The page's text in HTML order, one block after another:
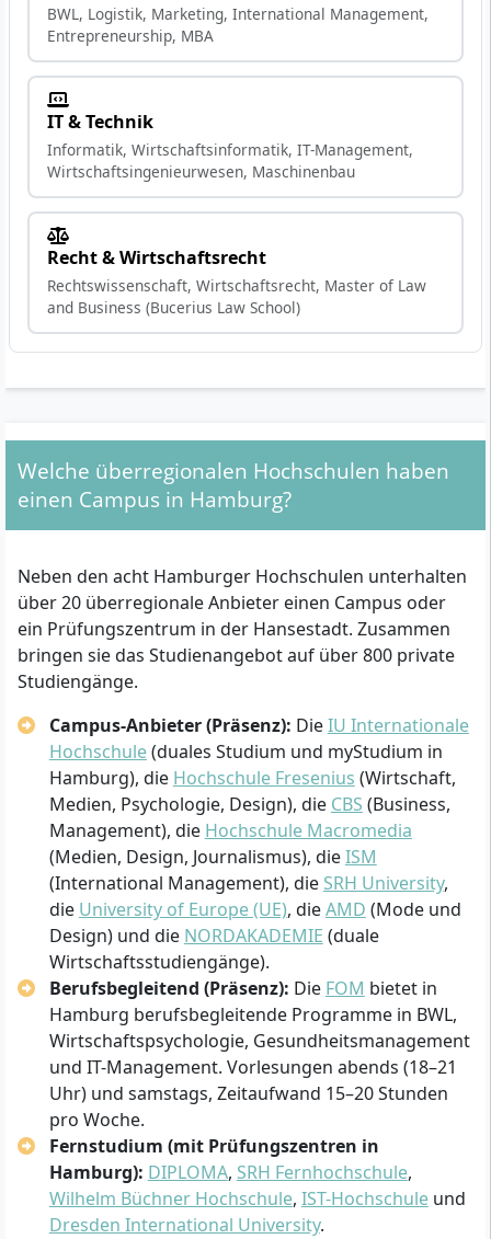
BWL, Logistik, Marketing, International Management,
Entrepreneurship, MBA
IT & Technik
Informatik, Wirtschaftsinformatik, IT-Management,
Wirtschaftsingenieurwesen, Maschinenbau
Recht & Wirtschaftsrecht
Rechtswissenschaft, Wirtschaftsrecht, Master of Law
and Business (Bucerius Law School)
Welche überregionalen Hochschulen haben
einen Campus in Hamburg?
Neben den acht Hamburger Hochschulen unterhalten
über 20 überregionale Anbieter einen Campus oder
ein Prüfungszentrum in der Hansestadt. Zusammen
bringen sie das Studienangebot auf über 800 private
Studiengänge.
Campus-Anbieter (Präsenz): DieIU Internationale
Hochschule(duales Studium und myStudium in
Hamburg), die Hochschule Fresenius (Wirtschaft,
Medien, Psychologie, Design), die CBS (Business,
Management), die Hochschule Macromedia
(Medien, Design, Journalismus), dieISM
(International Management), die SRH University,
die University of Europe (UE), dieAMD (Mode und
Design) und die NORDAKADEMIE (duale
Wirtschaftsstudiengänge).
Berufsbegleitend (Präsenz): Die FOM bietet in
Hamburg berufsbegleitende Programme in BWL,
Wirtschaftspsychologie, Gesundheitsmanagement
und IT-Management. Vorlesungen abends (18–21
Uhr) und samstags, Zeitaufwand 15–20 Stunden
pro Woche.
Fernstudium (mit Prüfungszentren in
Hamburg): DIPLOMA, SRH Fernhochschule,
Wilhelm Büchner Hochschule, IST-Hochschuleund
Dresden International University.